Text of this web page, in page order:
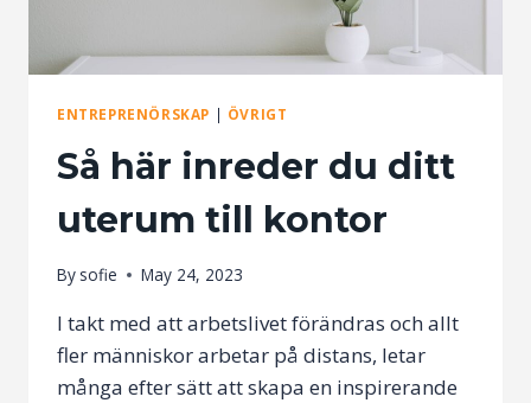
ENTREPRENÖRSKAP | ÖVRIGT
Så här inreder du ditt
uterum till kontor
By sofie May 24, 2023
I takt med att arbetslivet förändras och allt
fler människor arbetar på distans, letar
många efter sätt att skapa en inspirerande